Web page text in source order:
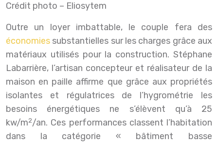
Crédit photo – Eliosytem
Outre un loyer imbattable, le couple fera des
économies substantielles sur les charges grâce aux
matériaux utilisés pour la construction. Stéphane
Labarrière, l’artisan concepteur et réalisateur de la
maison en paille affirme que grâce aux propriétés
isolantes et régulatrices de l’hygrométrie les
besoins énergétiques ne s’élèvent qu’à 25
kw/m2/an. Ces performances classent l’habitation
dans la catégorie « bâtiment basse